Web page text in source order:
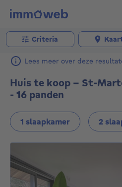
Criteria
Lees meer over deze
Huis te koop - St-
- 16 panden
1 slaapkamer 2